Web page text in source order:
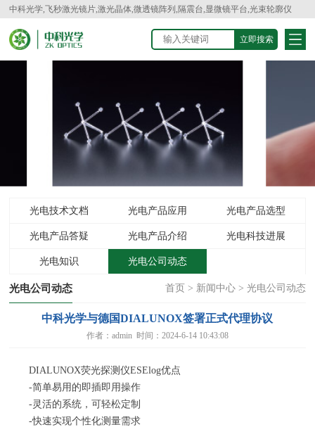
中科光学,飞秒激光镜片,激光晶体,微透镜阵列,隔震台,显微镜平台,光束轮廓仪
光电技术文档 光电产品应用 光电产品选型
光电产品答疑 光电产品介绍 光电科技进展
光电知识 光电公司动态
光电公司动态 首页 > 新闻中心> 光电公司动态
中科光学与德国DIALUNOX签署正式代理协议
作者：admin 时间：2024-6-14 10:43:08
DIALUNOX荧光探测仪ESElog优点
-简单易用的即插即用操作
-灵活的系统，可轻松定制
-快速实现个性化测量需求